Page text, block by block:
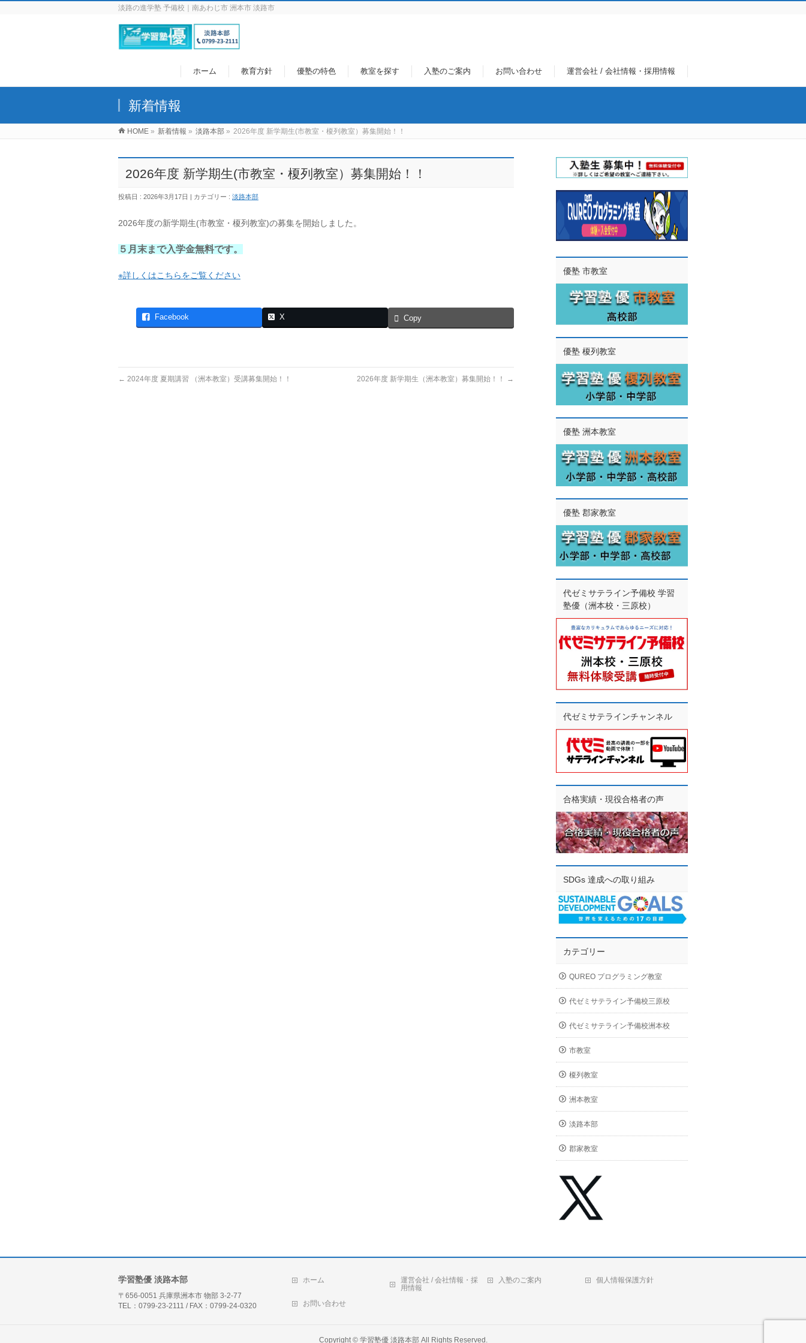
淡路の進学塾 予備校｜南あわじ市 洲本市 淡路市
ホーム 教育方針 優塾の特色 教室を探す 入塾のご案内 お問い合わせ 運営会社 / 会社情報・採用情報
新着情報
HOME » 新着情報 » 淡路本部 » 2026年度 新学期生(市教室・榎列教室）募集開始！！
2026年度 新学期生(市教室・榎列教室）募集開始！！
投稿日 : 2026年3月17日 カテゴリー : 淡路本部
2026年度の新学期生(市教室・榎列教室)の募集を開始しました。
５月末まで入学金無料です。
※詳しくはこちらをご覧ください
Facebook X Copy
← 2024年度 夏期講習 （洲本教室）受講募集開始！！ 2026年度 新学期生（洲本教室）募集開始！！ →
優塾 市教室
優塾 榎列教室
優塾 洲本教室
優塾 郡家教室
代ゼミサテライン予備校 学習
塾優（洲本校・三原校）
代ゼミサテラインチャンネル
合格実績・現役合格者の声
SDGs 達成への取り組み
カテゴリー
QUREO プログラミング教室
代ゼミサテライン予備校三原校
代ゼミサテライン予備校洲本校
市教室
榎列教室
洲本教室
淡路本部
郡家教室
学習塾優 淡路本部
〒656-0051 兵庫県洲本市 物部 3-2-77
TEL：0799-23-2111 / FAX：0799-24-0320
ホーム
運営会社 / 会社情報・採
用情報
入塾のご案内 個人情報保護方針
お問い合わせ
Copyright © 学習塾優 淡路本部All Rights Reserved.